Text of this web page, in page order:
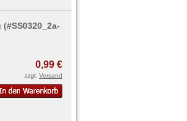
0,99 €
zzgl. Versand